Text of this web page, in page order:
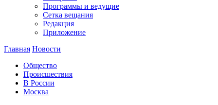
Программы и ведущие
Сетка вещания
Редакция
Приложение
Главная Новости
Общество
Происшествия
В России
Москва